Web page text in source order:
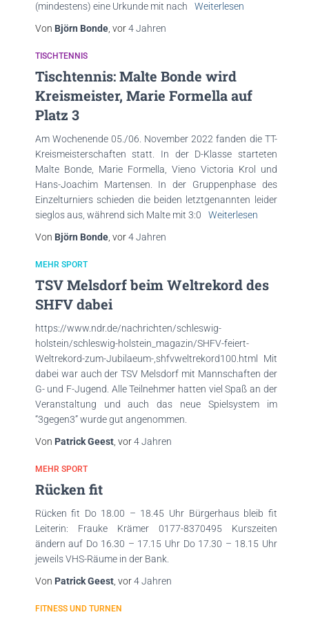
(mindestens) eine Urkunde mit nach
Weiterlesen
Von Björn Bonde, vor4 Jahren
TISCHTENNIS
Tischtennis: Malte Bonde wird
Kreismeister, Marie Formella auf
Platz 3
Am Wochenende 05./06. November 2022 fanden die TT-
Kreismeisterschaften statt. In der D-Klasse starteten
Malte Bonde, Marie Formella, Vieno Victoria Krol und
Hans-Joachim Martensen. In der Gruppenphase des
Einzelturniers schieden die beiden letztgenannten leider
sieglos aus, während sich Malte mit 3:0
Weiterlesen
Von Björn Bonde, vor4 Jahren
MEHR SPORT
TSV Melsdorf beim Weltrekord des
SHFV dabei
https://www.ndr.de/nachrichten/schleswig-
holstein/schleswig-holstein_magazin/SHFV-feiert-
Weltrekord-zum-Jubilaeum-,shfvweltrekord100.html Mit
dabei war auch der TSV Melsdorf mit Mannschaften der
G- und F-Jugend. Alle Teilnehmer hatten viel Spaß an der
Veranstaltung und auch das neue Spielsystem im
“3gegen3” wurde gut angenommen.
Von Patrick Geest, vor4 Jahren
MEHR SPORT
Rücken fit
Rücken fit Do 18.00 – 18.45 Uhr Bürgerhaus bleib fit
Leiterin: Frauke Krämer 0177-8370495 Kurszeiten
ändern auf Do 16.30 – 17.15 Uhr Do 17.30 – 18.15 Uhr
jeweils VHS-Räume in der Bank.
Von Patrick Geest, vor4 Jahren
FITNESS UND TURNEN